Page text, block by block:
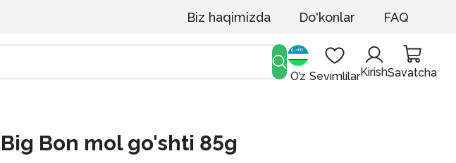
Biz haqimizda Do'konlar FAQ
O’z SevimlilarKirishSavatcha
Big Bon mol go'shti 85g